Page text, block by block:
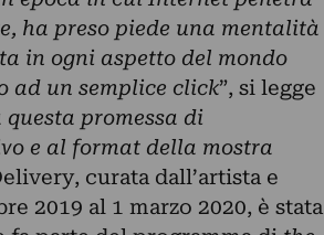
ha preso piede una mentalità
in ogni aspetto del mondo
ad un semplice click”, si legge
promessa di
e al format della mostra
curata dall’artista e
2019 al 1 marzo 2020, è stata